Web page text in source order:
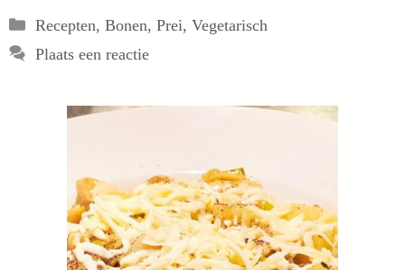
Categorieën
Recepten, Bonen, Prei, Vegetarisch
Plaats een reactie